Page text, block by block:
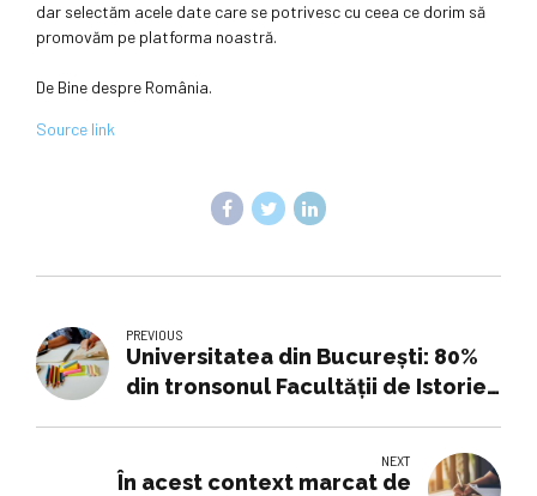
dar selectăm acele date care se potrivesc cu ceea ce dorim să
promovăm pe platforma noastră.
De Bine despre România.
Source link
PREVIOUS
Universitatea din București: 80%
din tronsonul Facultății de Istorie,
NEXT
În acest context marcat de